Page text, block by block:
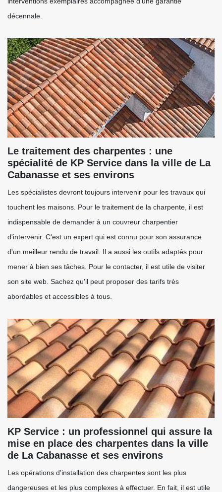
décennale.
Le traitement des charpentes : une
spécialité de KP Service dans la ville de La
Cabanasse et ses environs
Les spécialistes devront toujours intervenir pour les travaux qui
touchent les maisons. Pour le traitement de la charpente, il est
indispensable de demander à un couvreur charpentier
d'intervenir. C'est un expert qui est connu pour son assurance
d'un meilleur rendu de travail. Il a aussi les outils adaptés pour
mener à bien ses tâches. Pour le contacter, il est utile de visiter
son site web. Sachez qu'il peut proposer des tarifs très
abordables et accessibles à tous.
KP Service : un professionnel qui assure la
mise en place des charpentes dans la ville
de La Cabanasse et ses environs
Les opérations d'installation des charpentes sont les plus
dangereuses et les plus complexes à effectuer. En fait, il est utile